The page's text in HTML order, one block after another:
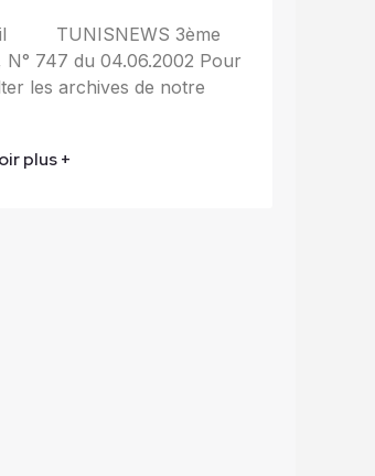
TUNISNEWS 3ème
N° 747 du 04.06.2002 Pour
les archives de notre
plus +